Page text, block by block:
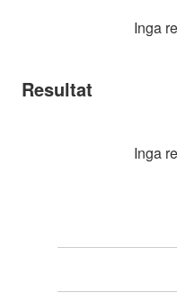
Inga
Resultat
Inga